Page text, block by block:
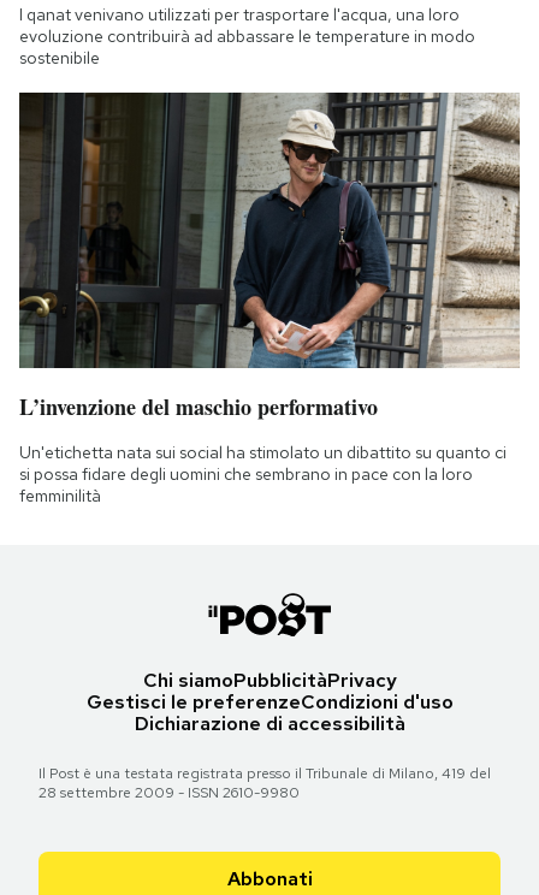
I qanat venivano utilizzati per trasportare l'acqua, una loro
evoluzione contribuirà ad abbassare le temperature in modo
sostenibile
L’invenzione del maschio performativo
Un'etichetta nata sui social ha stimolato un dibattito su quanto ci
si possa fidare degli uomini che sembrano in pace con la loro
femminilità
Chi siamoPubblicitàPrivacy
Gestisci le preferenzeCondizioni d'uso
Dichiarazione di accessibilità
Il Post è una testata registrata presso il Tribunale di Milano, 419 del
28 settembre 2009 - ISSN 2610-9980
Abbonati